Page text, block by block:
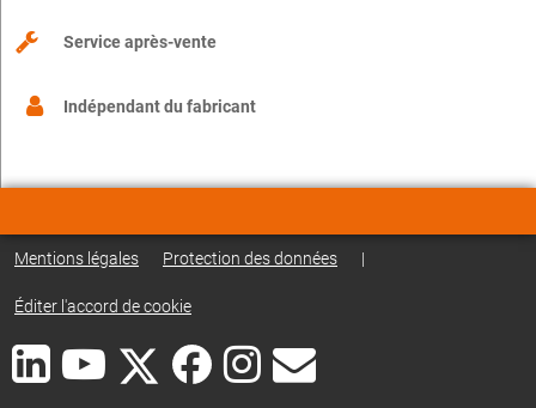
Service après-vente
Indépendant du fabricant
Mentions légales Protection des données |
Éditer l'accord de cookie